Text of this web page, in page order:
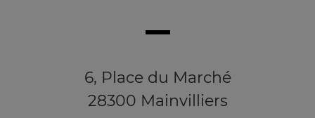
6, Place du Marché
28300 Mainvilliers